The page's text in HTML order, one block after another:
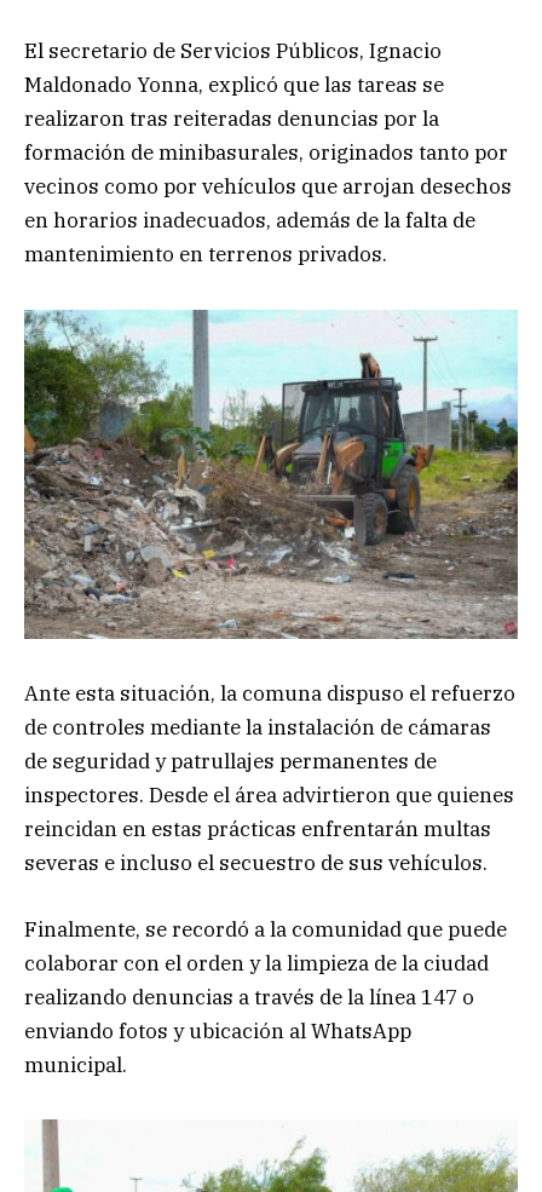
El secretario de Servicios Públicos, Ignacio
Maldonado Yonna, explicó que las tareas se
realizaron tras reiteradas denuncias por la
formación de minibasurales, originados tanto por
vecinos como por vehículos que arrojan desechos
en horarios inadecuados, además de la falta de
mantenimiento en terrenos privados.
Ante esta situación, la comuna dispuso el refuerzo
de controles mediante la instalación de cámaras
de seguridad y patrullajes permanentes de
inspectores. Desde el área advirtieron que quienes
reincidan en estas prácticas enfrentarán multas
severas e incluso el secuestro de sus vehículos.
Finalmente, se recordó a la comunidad que puede
colaborar con el orden y la limpieza de la ciudad
realizando denuncias a través de la línea 147 o
enviando fotos y ubicación al WhatsApp
municipal.